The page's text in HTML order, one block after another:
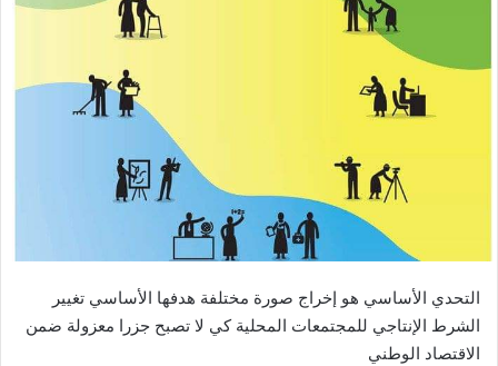
التحدي الأساسي هو إخراج صورة مختلفة هدفها الأساسي تغيير
الشرط الإنتاجي للمجتمعات المحلية كي لا تصبح جزرا معزولة ضمن
الاقتصاد الوطني